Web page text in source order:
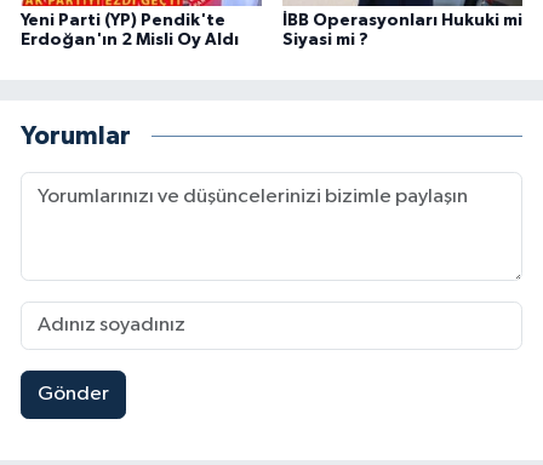
Yeni Parti (YP) Pendik'te
Erdoğan'ın 2 Misli Oy Aldı
İBB Operasyonları Hukuki mi
Siyasi mi ?
Yorumlar
Gönder